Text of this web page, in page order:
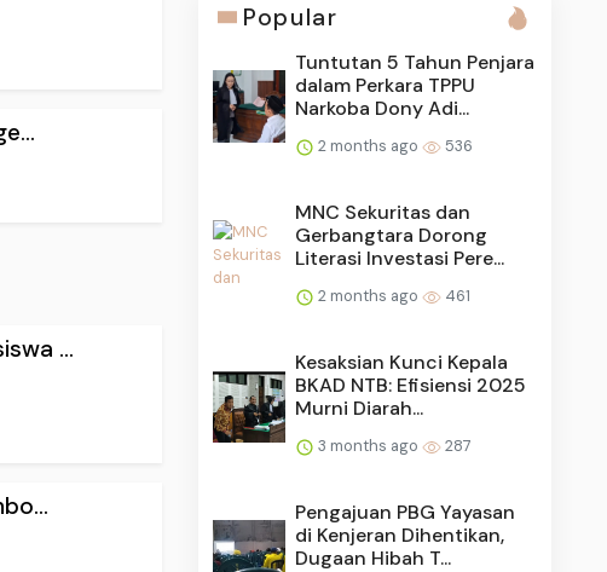
...
Popular
Tuntutan 5 Tahun Penjara
dalam Perkara TPPU
Narkoba Dony Adi...
2 months ago 536
MNC Sekuritas dan
Gerbangtara Dorong
Literasi Investasi Pere...
2 months ago 461
Kesaksian Kunci Kepala
BKAD NTB: Efisiensi 2025
Murni Diarah...
3 months ago 287
Pengajuan PBG Yayasan
di Kenjeran Dihentikan,
Dugaan Hibah T...